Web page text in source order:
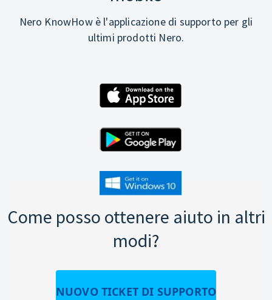
Nero KnowHow è l'applicazione di supporto per gli
ultimi prodotti Nero.
Come posso ottenere aiuto in altri
modi?
NUOVO TICKET DI SUPPORTO